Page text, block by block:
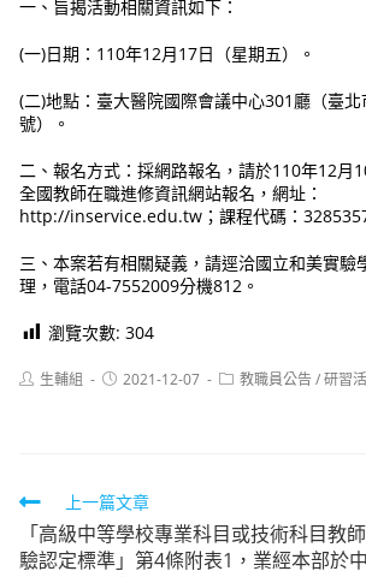
一、旨揭活動相關資訊如下：
(一)日期：110年12月17日（星期五）。
(二)地點：臺大醫院國際會議中心301廳（臺
號）。
二、報名方式：採網路報名，請於110年12月
全國教師在職進修資訊網站報名，網址：
http://inservice.edu.tw；課程代碼：
三、本案若有相關疑義，請逕洽國立和美實驗
理，電話04-7552009分機812。
瀏覽次數: 304
Post生輔組
Post2021-12-07
Post教職員公告/研習
Read
more
上一篇文章
「高級中等學校專業科目或技術科目教
驗認定標準」第4條附表1，業經本部於